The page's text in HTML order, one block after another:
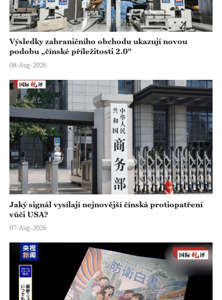
Výsledky zahraničního obchodu ukazují novou
podobu „čínské příležitosti 2.0“
08-Aug-2026
Jaký signál vysílají nejnovější čínská protiopatření
vůči USA?
07-Aug-2026